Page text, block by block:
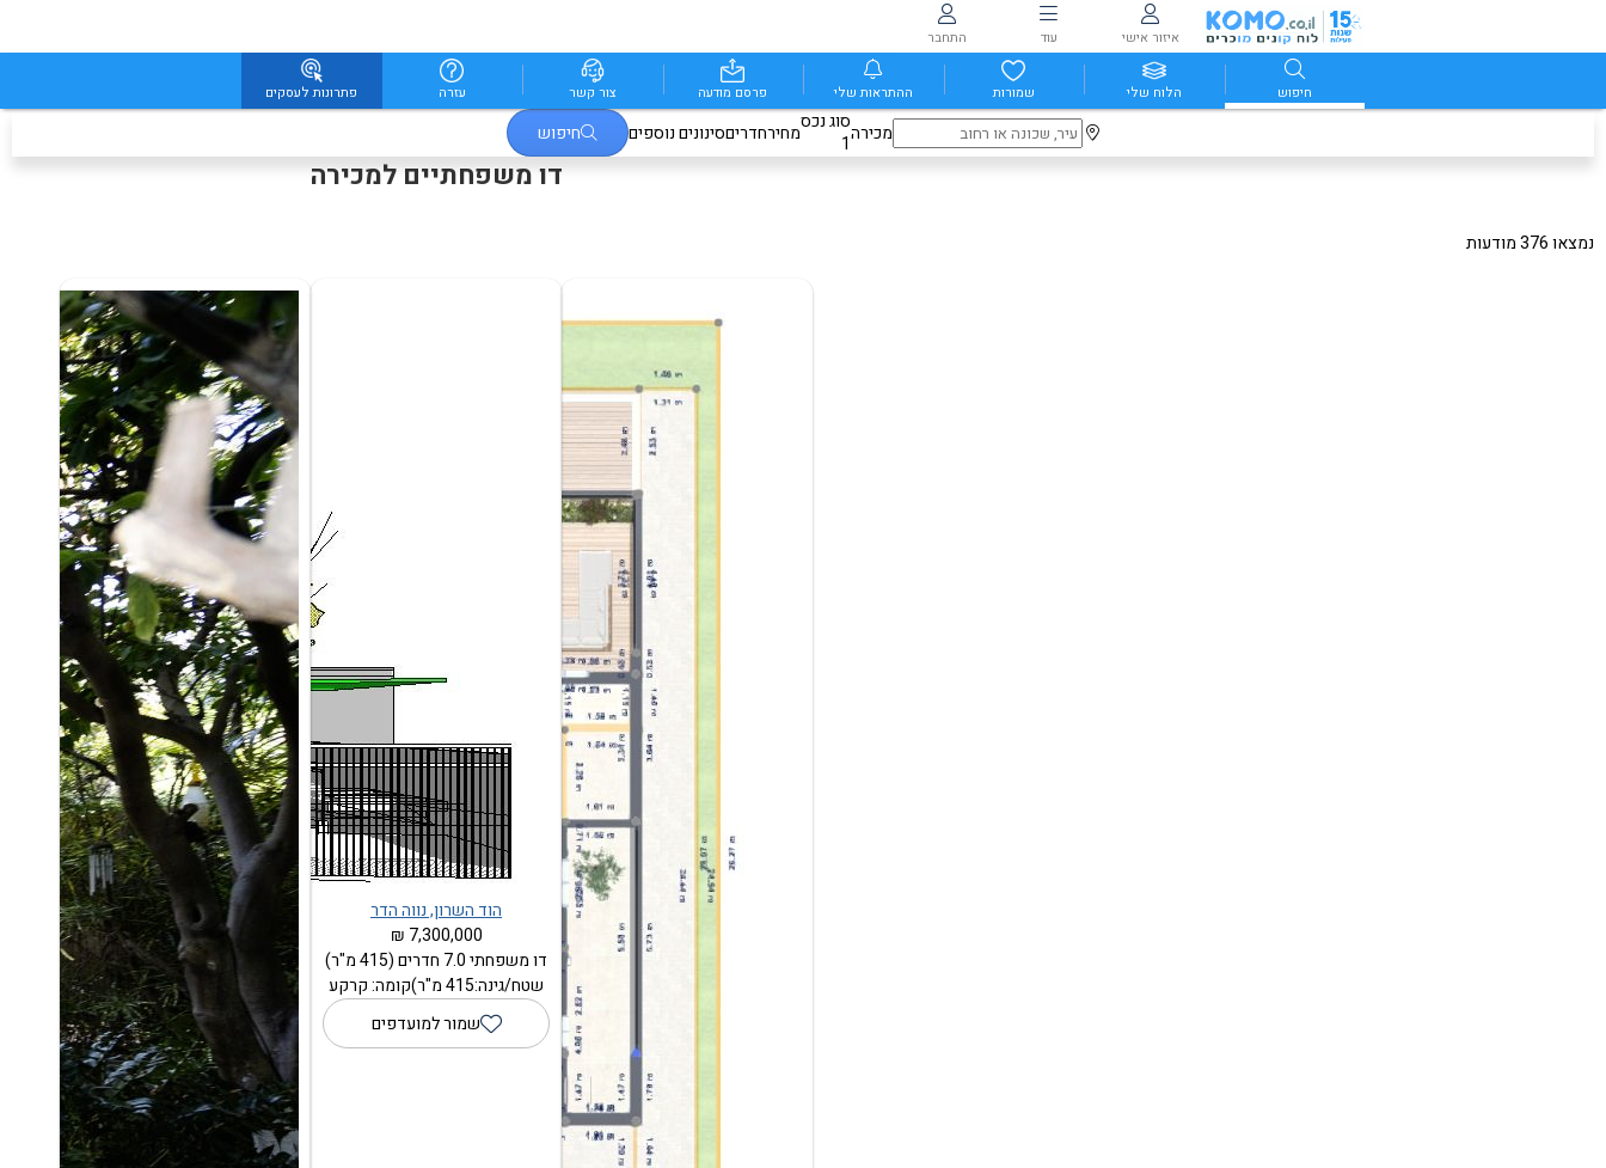
איזור אישי עוד התחבר
חיפוש הלוח שלי שמורות ההתראות שלי פרסם מודעה צור קשר עזרה פתרונות לעסקים
מכירהסוג נכס
1
מחירחדריםסינונים נוספים חיפוש
דו משפחתיים למכירה
נמצאו 376 מודעות
הוד השרון, נווה הדר
7,300,000 ₪
דו משפחתי 7.0 חדרים (415 מ"ר)
שטח/גינה:415 מ"ר)קומה: קרקע
שמור למועדפים